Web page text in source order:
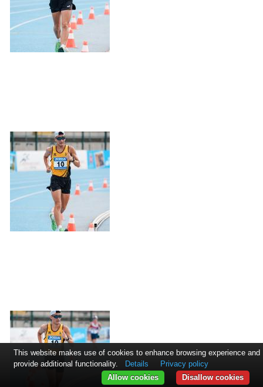
This website makes use of cookies to enhance browsing experience and
provide additional functionality.
Details
Privacy policy
Disallow cookies
Allow cookies